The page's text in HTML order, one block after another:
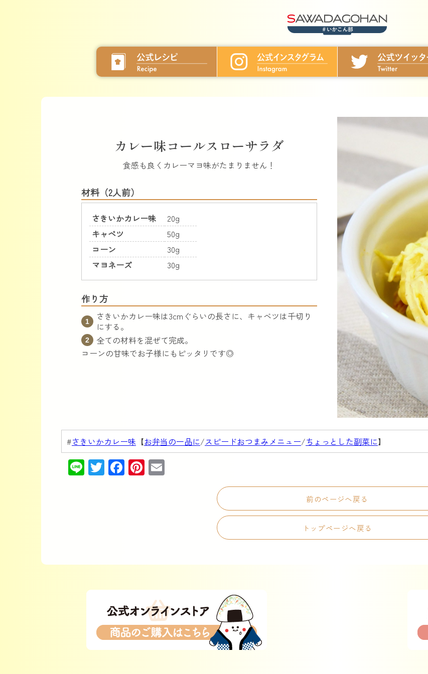
カレー味コールスローサラダ
食感も良くカレーマヨ味がたまりません！
材料（2人前）
さきいかカレー味
20g
キャベツ
50g
コーン
30g
マヨネーズ
30g
作り方
さきいかカレー味は3cmぐらいの長さに、キャベツは千切り
にする。
全ての材料を混ぜて完成。
コーンの甘味でお子様にもピッタリです◎
#さきいかカレー味 【お弁当の一品に/スピードおつまみメニュー/ちょっとした副菜に】
LineTwitter
Facebook
Pinterest
前のページへ戻る
トップページへ戻る